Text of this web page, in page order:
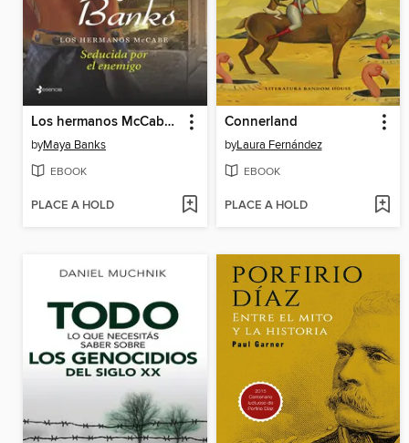
Los hermanos McCabe. Seducida por el enemigo
byMaya Banks
EBOOK
PLACE A HOLD
Connerland
byLaura Fernández
EBOOK
PLACE A HOLD